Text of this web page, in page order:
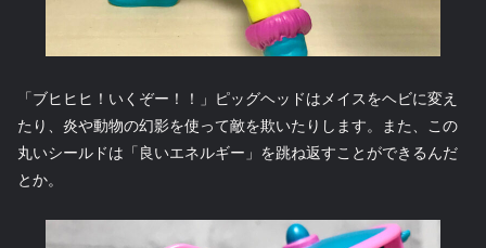
「ブヒヒヒ！いくぞー！！」ピッグヘッドはメイスをヘビに変え
たり、炎や動物の幻影を使って敵を欺いたりします。また、この
丸いシールドは「良いエネルギー」を跳ね返すことができるんだ
とか。